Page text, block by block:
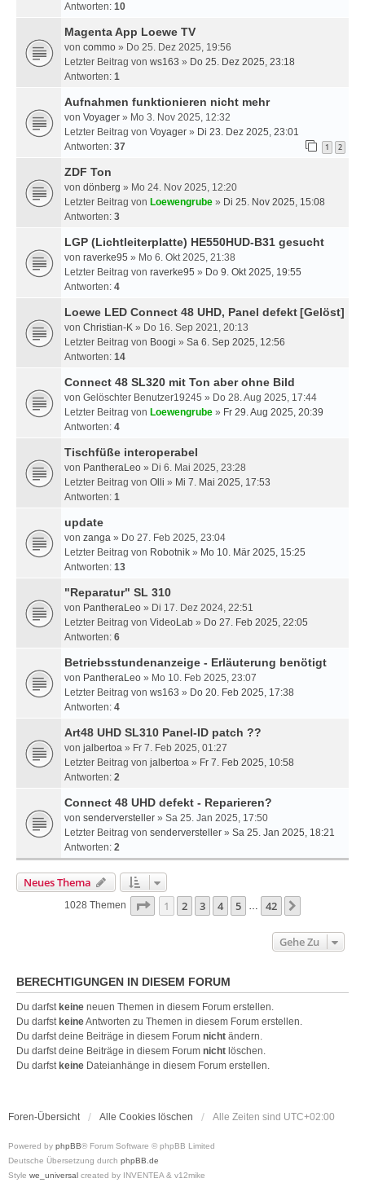
Antworten: 10
Magenta App Loewe TV
von commo » Do 25. Dez 2025, 19:56
Letzter Beitrag von ws163 » Do 25. Dez 2025, 23:18
Antworten: 1
Aufnahmen funktionieren nicht mehr
von Voyager » Mo 3. Nov 2025, 12:32
Letzter Beitrag von Voyager » Di 23. Dez 2025, 23:01
Antworten: 37 1 2
ZDF Ton
von dönberg » Mo 24. Nov 2025, 12:20
Letzter Beitrag von Loewengrube » Di 25. Nov 2025, 15:08
Antworten: 3
LGP (Lichtleiterplatte) HE550HUD-B31 gesucht
von raverke95 » Mo 6. Okt 2025, 21:38
Letzter Beitrag von raverke95 » Do 9. Okt 2025, 19:55
Antworten: 4
Loewe LED Connect 48 UHD, Panel defekt[Gelöst]
von Christian-K » Do 16. Sep 2021, 20:13
Letzter Beitrag von Boogi » Sa 6. Sep 2025, 12:56
Antworten: 14
Connect 48 SL320 mit Ton aber ohne Bild
von Gelöschter Benutzer19245 » Do 28. Aug 2025, 17:44
Letzter Beitrag von Loewengrube » Fr 29. Aug 2025, 20:39
Antworten: 4
Tischfüße interoperabel
von PantheraLeo » Di 6. Mai 2025, 23:28
Letzter Beitrag von Olli » Mi 7. Mai 2025, 17:53
Antworten: 1
update
von zanga » Do 27. Feb 2025, 23:04
Letzter Beitrag von Robotnik » Mo 10. Mär 2025, 15:25
Antworten: 13
"Reparatur" SL 310
von PantheraLeo » Di 17. Dez 2024, 22:51
Letzter Beitrag von VideoLab » Do 27. Feb 2025, 22:05
Antworten: 6
Betriebsstundenanzeige - Erläuterung benötigt
von PantheraLeo » Mo 10. Feb 2025, 23:07
Letzter Beitrag von ws163 » Do 20. Feb 2025, 17:38
Antworten: 4
Art48 UHD SL310 Panel-ID patch ??
von jalbertoa » Fr 7. Feb 2025, 01:27
Letzter Beitrag von jalbertoa » Fr 7. Feb 2025, 10:58
Antworten: 2
Connect 48 UHD defekt - Reparieren?
von senderversteller » Sa 25. Jan 2025, 17:50
Letzter Beitrag von senderversteller » Sa 25. Jan 2025, 18:21
Antworten: 2
Neues Thema
1028 Themen Seite 1Von 42
1 2 3 4 5 … 42
Gehe Zu
BERECHTIGUNGEN IN DIESEM FORUM
Du darfst keine neuen Themen in diesem Forum erstellen.
Du darfst keineAntworten zu Themen in diesem Forum erstellen.
Du darfst deine Beiträge in diesem Forum nicht ändern.
Du darfst deine Beiträge in diesem Forum nicht löschen.
Du darfst keine Dateianhänge in diesem Forum erstellen.
Foren-Übersicht Alle Cookies löschen Alle Zeiten sind UTC+02:00
Powered by phpBB® Forum Software © phpBB Limited
Deutsche Übersetzung durch phpBB.de
Style we_universal created by INVENTEA & v12mike